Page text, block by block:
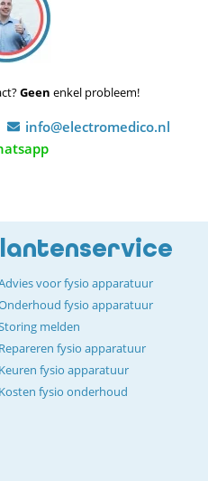
Geen enkel probleem!
info@electromedico.nl
voor fysio apparatuur
fysio apparatuur
melden
Repareren fysio apparatuur
Keuren fysio apparatuur
Kosten fysio onderhoud